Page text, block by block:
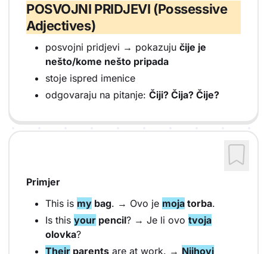
POSVOJNI PRIDJEVI (Possessive
Adjectives)
posvojni pridjevi → pokazuju čije je
nešto/kome nešto pripada
stoje ispred imenice
odgovaraju na pitanje: Čiji? Čija? Čije?
Primjer
This is my bag. → Ovo je moja torba.
Is this your pencil? → Je li ovo tvoja
olovka?
Their parents are at work. → Njihovi